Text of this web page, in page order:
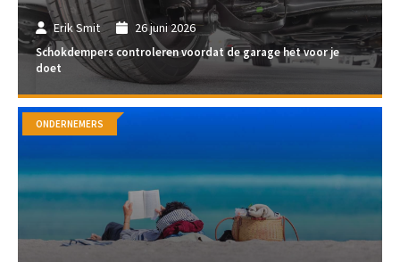
Erik Smit 26 juni 2026
Schokdempers controleren voordat de garage het voor je
doet
ONDERNEMERS